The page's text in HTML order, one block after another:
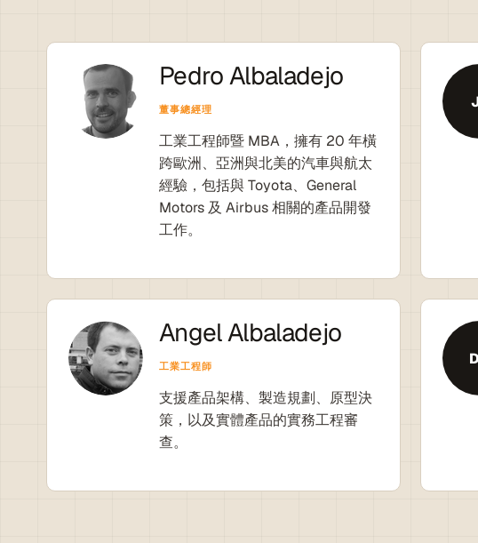
Pedro Albaladejo
董事總經理
工業工程師暨 MBA，擁有 20 年橫
跨歐洲、亞洲與北美的汽車與航太
經驗，包括與 Toyota、General
Motors 及 Airbus 相關的產品開發
工作。
Angel Albaladejo
工業工程師
支援產品架構、製造規劃、原型決
策，以及實體產品的實務工程審
查。